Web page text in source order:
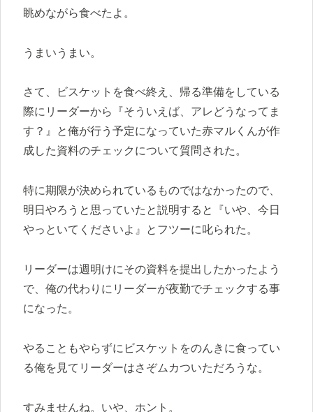
眺めながら食べたよ。
うまいうまい。
さて、ビスケットを食べ終え、帰る準備をしている
際にリーダーから『そういえば、アレどうなってま
す？』と俺が行う予定になっていた赤マルくんが作
成した資料のチェックについて質問された。
特に期限が決められているものではなかったので、
明日やろうと思っていたと説明すると『いや、今日
やっといてくださいよ』とフツーに叱られた。
リーダーは週明けにその資料を提出したかったよう
で、俺の代わりにリーダーが夜勤でチェックする事
になった。
やることもやらずにビスケットをのんきに食ってい
る俺を見てリーダーはさぞムカついただろうな。
すみませんね。いや、ホント。